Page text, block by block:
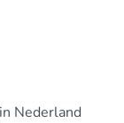
Nederland